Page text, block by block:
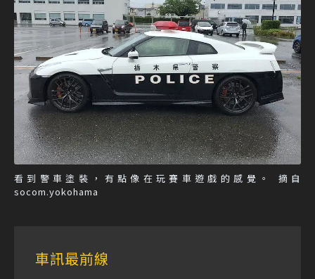
看到警車塗裝，有點像在玩賽車遊戲的感覺。 摘自
socom.yokohama
車訊最前線